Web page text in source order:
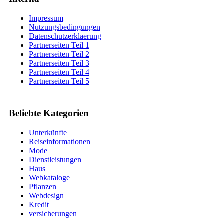
Beliebte Kategorien
Unterkünfte
Reiseinformationen
Mode
Dienstleistungen
Haus
Webkataloge
Pflanzen
Webdesign
Kredit
versicherungen
Impressum
Nutzungsbedingungen
Datenschutzerklaerung
Partnerseiten Teil 1
Partnerseiten Teil 2
Partnerseiten Teil 3
Partnerseiten Teil 4
Partnerseiten Teil 5